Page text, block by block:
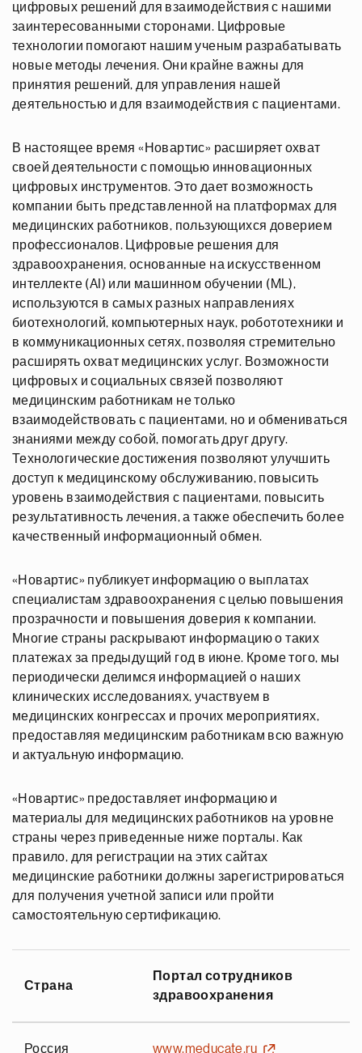
цифровых решений для взаимодействия с нашими
заинтересованными сторонами. Цифровые
технологии помогают нашим ученым разрабатывать
новые методы лечения. Они крайне важны для
принятия решений, для управления нашей
деятельностью и для взаимодействия с пациентами.
В настоящее время «Новартис» расширяет охват
своей деятельности с помощью инновационных
цифровых инструментов. Это дает возможность
компании быть представленной на платформах для
медицинских работников, пользующихся доверием
профессионалов. Цифровые решения для
здравоохранения, основанные на искусственном
интеллекте (AI) или машинном обучении (ML),
используются в самых разных направлениях
биотехнологий, компьютерных наук, робототехники и
в коммуникационных сетях, позволяя стремительно
расширять охват медицинских услуг. Возможности
цифровых и социальных связей позволяют
медицинским работникам не только
взаимодействовать с пациентами, но и обмениваться
знаниями между собой, помогать друг другу.
Технологические достижения позволяют улучшить
доступ к медицинскому обслуживанию, повысить
уровень взаимодействия с пациентами, повысить
результативность лечения, а также обеспечить более
качественный информационный обмен.
«Новартис» публикует информацию о выплатах
специалистам здравоохранения с целью повышения
прозрачности и повышения доверия к компании.
Многие страны раскрывают информацию о таких
платежах за предыдущий год в июне. Кроме того, мы
периодически делимся информацией о наших
клинических исследованиях, участвуем в
медицинских конгрессах и прочих мероприятиях,
предоставляя медицинским работникам всю важную
и актуальную информацию.
«Новартис» предоставляет информацию и
материалы для медицинских работников на уровне
страны через приведенные ниже порталы. Как
правило, для регистрации на этих сайтах
медицинские работники должны зарегистрироваться
для получения учетной записи или пройти
самостоятельную сертификацию.
Страна
Портал сотрудников
здравоохранения
Россия www.meducate.ru